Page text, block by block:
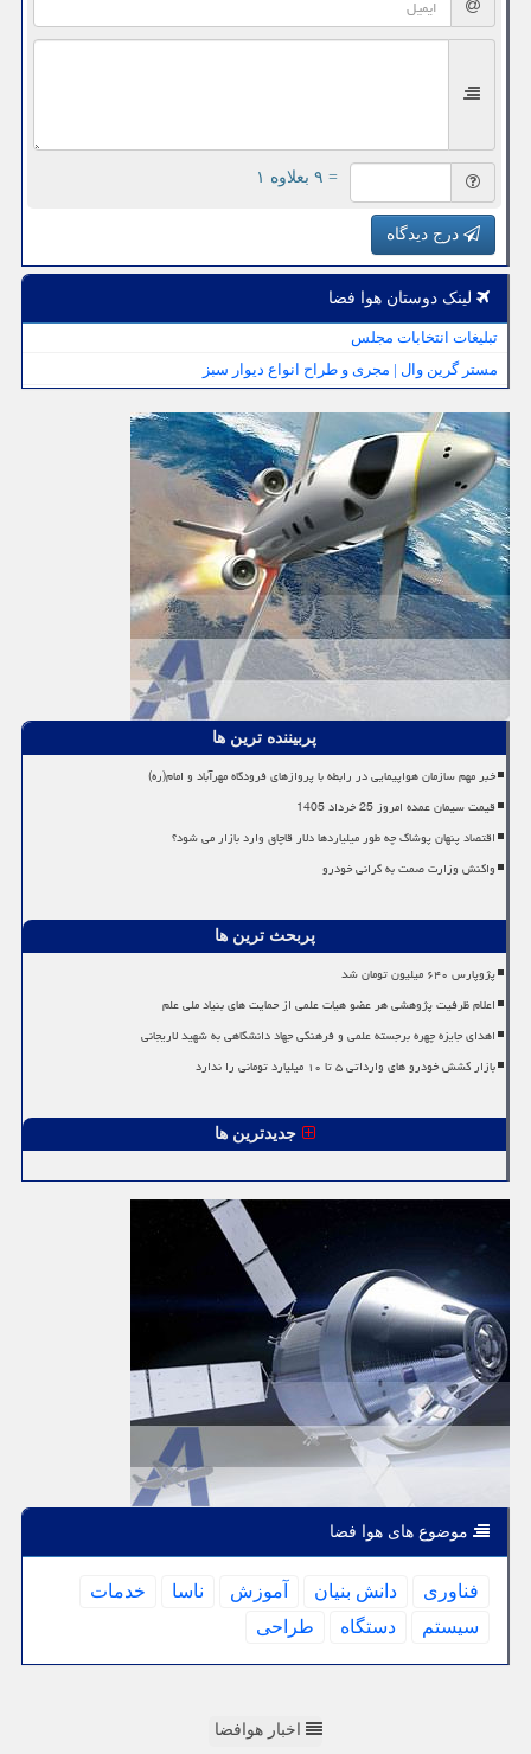
= ۹ بعلاوه ۱
درج دیدگاه
لینک دوستان هوا فضا
تبلیغات انتخابات مجلس
مستر گرین وال | مجری و طراح انواع دیوار سبز
پربیننده ترین ها
خبر مهم سازمان هواپیمایی در رابطه با پروازهای فرودگاه مهرآباد و امام(ره)
قیمت سیمان عمده امروز 25 خرداد 1405
اقتصاد پنهان پوشاک چه طور میلیاردها دلار قاچاق وارد بازار می شود؟
واکنش وزارت صمت به گرانی خودرو
پربحث ترین ها
پژوپارس ۶۴۰ میلیون تومان شد
اعلام ظرفیت پژوهشی هر عضو هیات علمی از حمایت های بنیاد ملی علم
اهدای جایزه چهره برجسته علمی و فرهنگی جهاد دانشگاهی به شهید لاریجانی
بازار کشش خودرو های وارداتی ۵ تا ۱۰ میلیارد تومانی را ندارد
جدیدترین ها
موضوع های هوا فضا
فناوری دانش بنیان آموزش ناسا
خدمات
سیستم
دستگاه طراحی
اخبار هوافضا